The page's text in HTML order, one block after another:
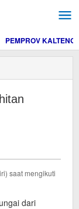
PEMPROV KALTENG
dari